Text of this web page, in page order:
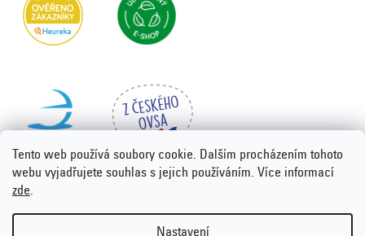
Tento web používá soubory cookie. Dalším procházením tohoto
webu vyjadřujete souhlas s jejich používáním. Více informací
zde.
Nastavení
Vytvořil Shoptet Premium